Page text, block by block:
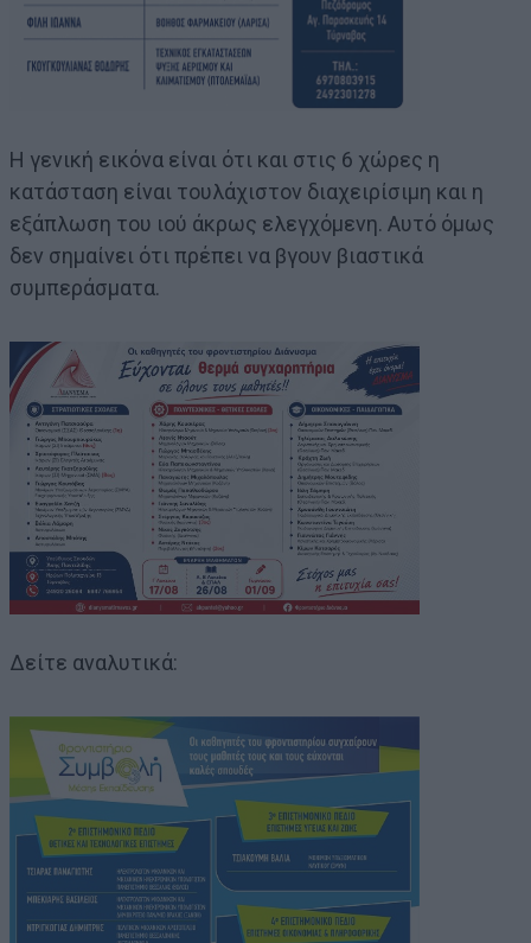
Η γενική εικόνα είναι ότι και στις 6 χώρες η
κατάσταση είναι τουλάχιστον διαχειρίσιμη και η
εξάπλωση του ιού άκρως ελεγχόμενη. Αυτό όμως
δεν σημαίνει ότι πρέπει να βγουν βιαστικά
συμπεράσματα.
Δείτε αναλυτικά: